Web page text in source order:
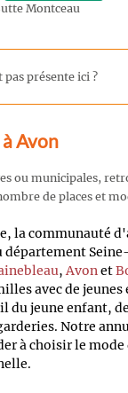
Montceau
présente ici ?
Avon
ou municipales,
de places et
la communauté
département
,Avonet
avec de
du jeune enfant,
Notre
à choisir le